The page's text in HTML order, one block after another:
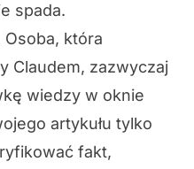
spada.
która
Claudem, zazwyczaj
wiedzy w oknie
artykułu tylko
fakt,